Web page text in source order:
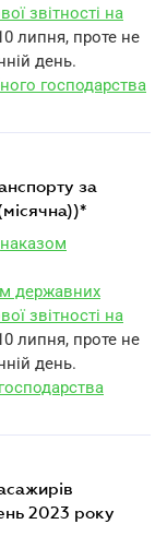
звітності на
липня, проте не
день.
господарства
наказом
державних
звітності на
липня, проте не
день.
2023 року